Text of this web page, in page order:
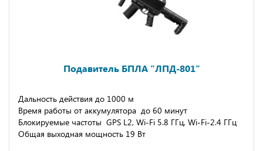
Подавитель БПЛА "ЛПД-801"
Дальность действия до 1000 м
Время работы от аккумулятора до 60 минут
Блокируемые частоты GPS L2, Wi-Fi 5.8 ГГц, Wi-Fi-2.4 ГГц
Общая выходная мощность 19 Вт